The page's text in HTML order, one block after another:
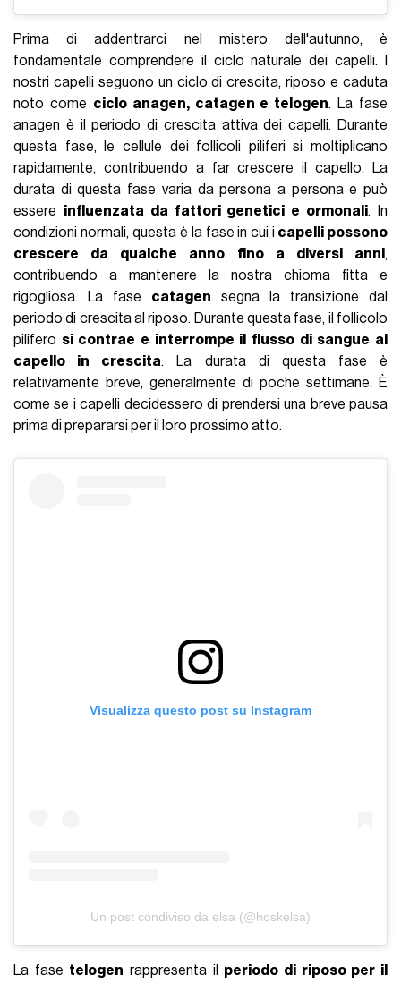
Prima di addentrarci nel mistero dell'autunno, è
fondamentale comprendere il ciclo naturale dei capelli. I
nostri capelli seguono un ciclo di crescita, riposo e caduta
noto come ciclo anagen, catagen e telogen. La fase
anagen è il periodo di crescita attiva dei capelli. Durante
questa fase, le cellule dei follicoli piliferi si moltiplicano
rapidamente, contribuendo a far crescere il capello. La
durata di questa fase varia da persona a persona e può
essere influenzata da fattori genetici e ormonali. In
condizioni normali, questa è la fase in cui i capelli possono
crescere da qualche anno fino a diversi anni,
contribuendo a mantenere la nostra chioma fitta e
rigogliosa. La fase catagen segna la transizione dal
periodo di crescita al riposo. Durante questa fase, il follicolo
pilifero si contrae e interrompe il flusso di sangue al
capello in crescita. La durata di questa fase è
relativamente breve, generalmente di poche settimane. È
come se i capelli decidessero di prendersi una breve pausa
prima di prepararsi per il loro prossimo atto.
Visualizza questo post su Instagram
Un post condiviso da elsa (@hoskelsa)
La fase telogen rappresenta il periodo di riposo per il